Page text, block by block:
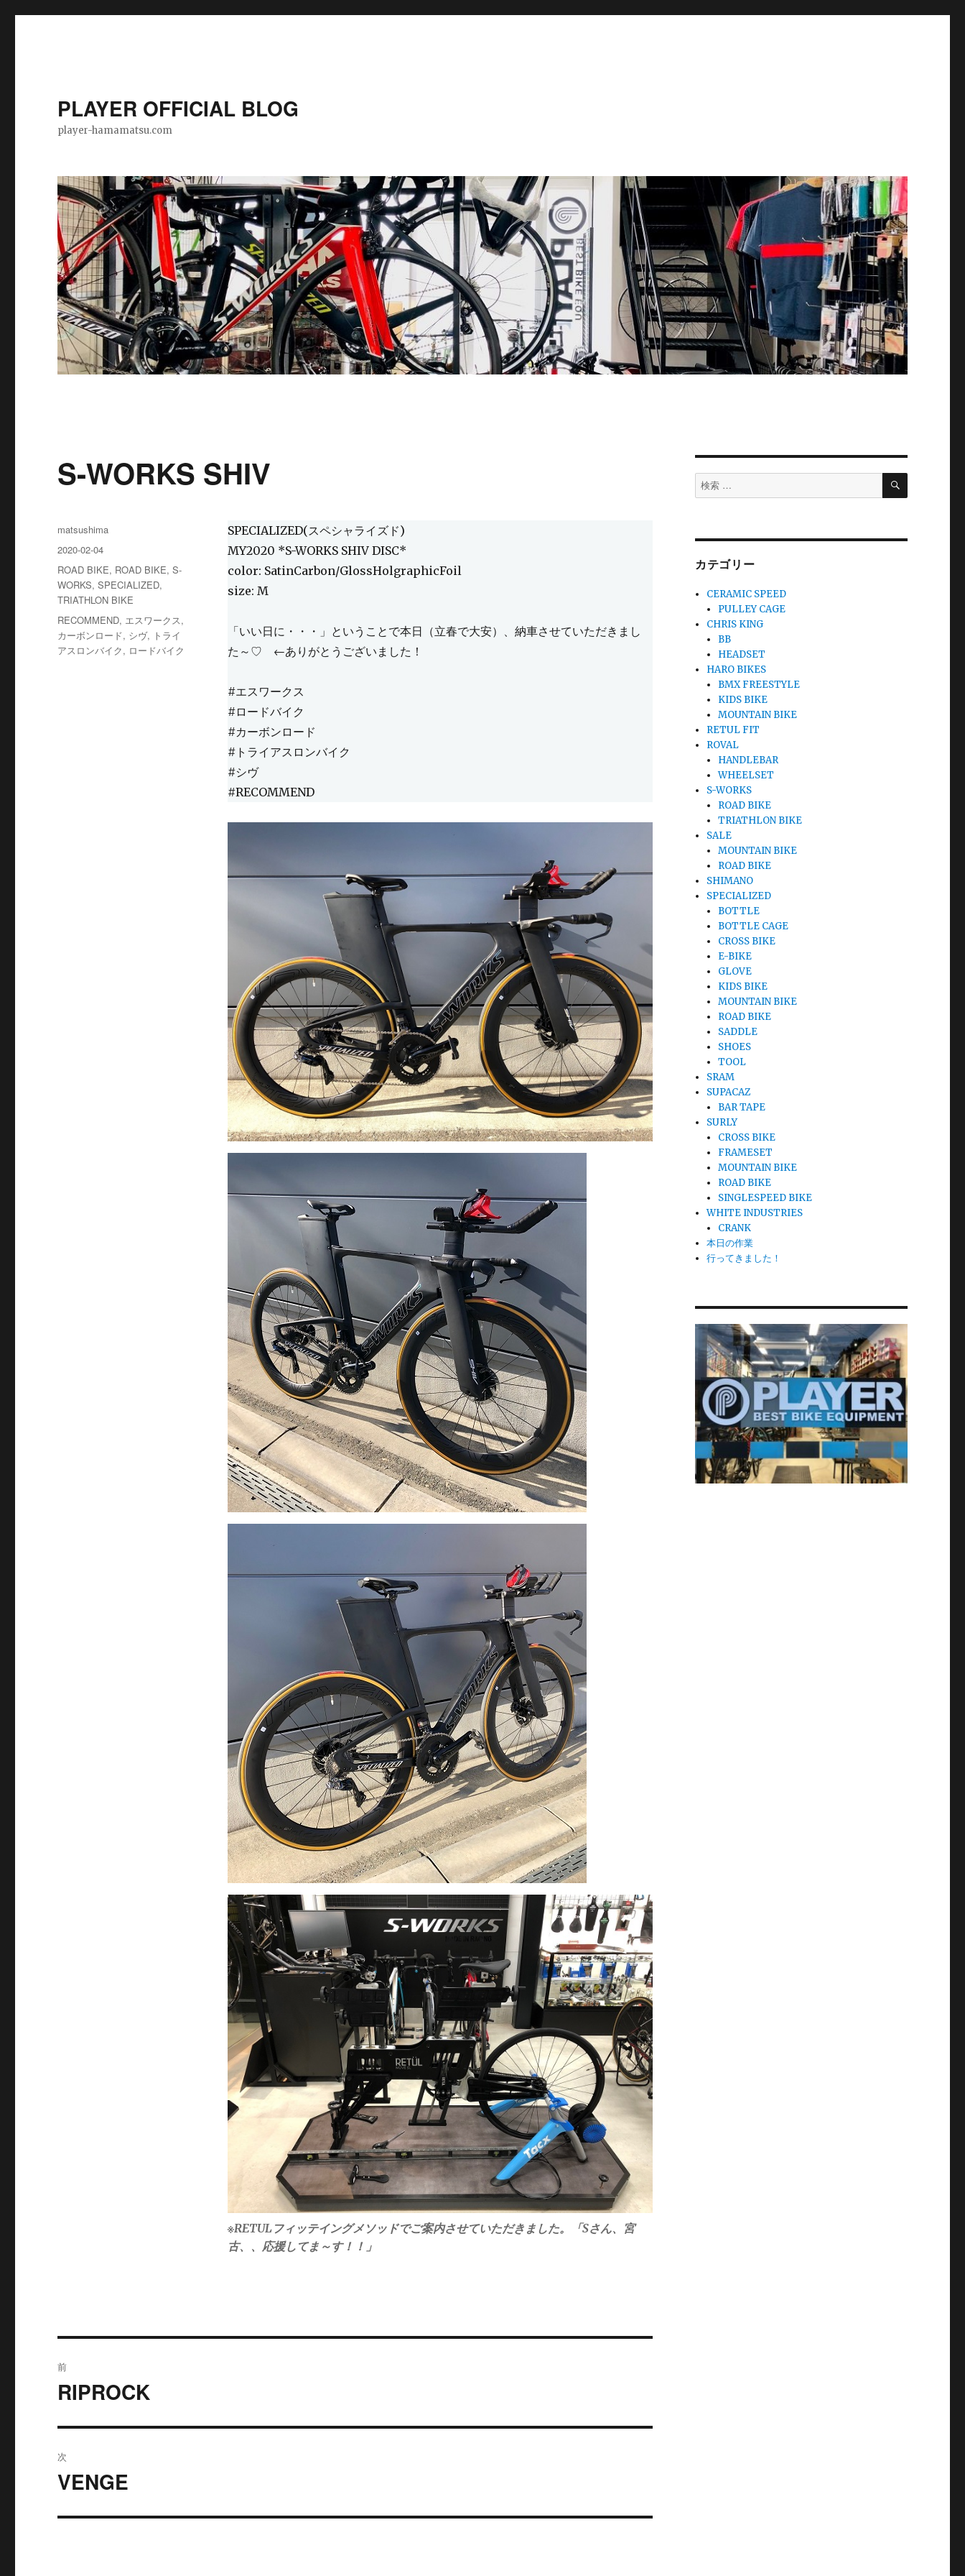
PLAYER OFFICIAL BLOG
player-hamamatsu.com
S-WORKS SHIV
SPECIALIZED(スペシャライズド)
MY2020 *S-WORKS SHIV DISC*
color: SatinCarbon/GlossHolgraphicFoil
size: M
「いい日に・・・」ということで本日（立春で大安）、納車させていただきまし
た～♡ ←ありがとうございました！
#エスワークス
#ロードバイク
#カーボンロード
#トライアスロンバイク
#シヴ
#RECOMMEND
※RETULフィッテイングメソッドでご案内させていただきました。「Sさん、宮
古、、応援してま～す！！」
投
稿
matsushima
投
稿
日:
2020-02-04
カ
テ
ゴ
リ
ー
ROAD BIKE, ROAD BIKE,S-
WORKS,SPECIALIZED,
TRIATHLON BIKE
タ
グ
RECOMMEND, エスワークス,
カーボンロード, シヴ, トライ
アスロンバイク, ロードバイク
稿
ゲ
前
過
の
RIPROCK
次
次
投
VENGE
検
索
検
カテゴリー
CERAMIC SPEED
PULLEY CAGE
CHRIS KING
BB
HEADSET
HARO BIKES
BMX FREESTYLE
KIDS BIKE
MOUNTAIN BIKE
RETUL FIT
ROVAL
HANDLEBAR
WHEELSET
S-WORKS
ROAD BIKE
TRIATHLON BIKE
SALE
MOUNTAIN BIKE
ROAD BIKE
SHIMANO
SPECIALIZED
BOTTLE
BOTTLE CAGE
CROSS BIKE
E-BIKE
GLOVE
KIDS BIKE
MOUNTAIN BIKE
ROAD BIKE
SADDLE
SHOES
TOOL
SRAM
SUPACAZ
BAR TAPE
SURLY
CROSS BIKE
FRAMESET
MOUNTAIN BIKE
ROAD BIKE
SINGLESPEED BIKE
WHITE INDUSTRIES
CRANK
本日の作業
行ってきました！